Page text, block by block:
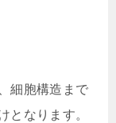
細胞構造まで
となります。